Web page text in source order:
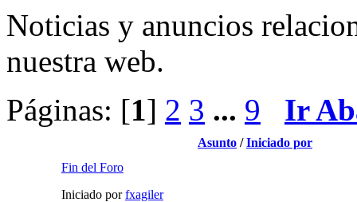
Noticias y anuncios
nuestra web.
Páginas: [1] 2 3 ... 9 Ir
Asunto /Iniciado por
Fin del Foro
Iniciado porfxagiler